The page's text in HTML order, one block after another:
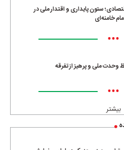
ستون پایداری و اقتدار ملی در
خامنه‌ای
•••
وحدت ملی و پرهیز از تفرقه
•••
بیشتر